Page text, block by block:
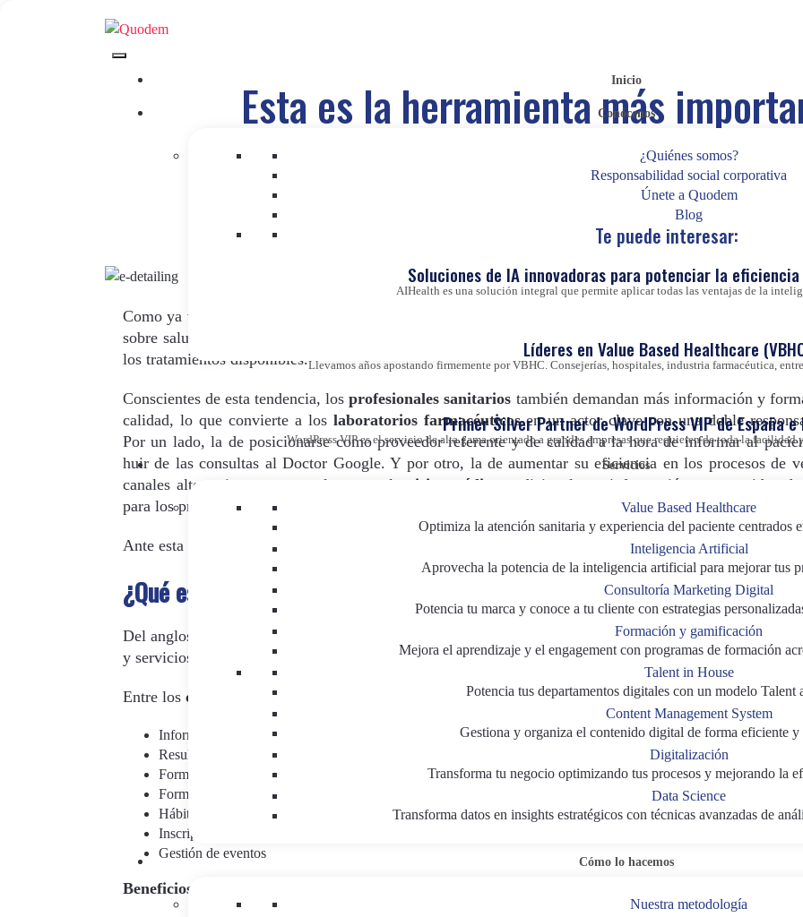
Inicio
Conócenos
¿Quiénes somos?
Responsabilidad social corporativa
Únete a Quodem
Blog
Te puede interesar:
Soluciones de IA innovadoras para potenciar la
AIHealth es una solución integral que permite aplicar todas las ventajas de la
Líderes en Value Based Healthcare
Llevamos años apostando firmemente por VBHC. Consejerías, hospitales, industria farmacéutica,
Primer Silver Partner de WordPress VIP de España
WordPress VIP es el servicio de alta gama orientado a grandes empresas que requieren de toda la
Servicios
Value Based Healthcare
Optimiza la atención sanitaria y experiencia del paciente centrados
Inteligencia Artificial
Aprovecha la potencia de la inteligencia artificial para mejorar tus
Consultoría Marketing Digital
Potencia tu marca y conoce a tu cliente con estrategias
Formación y gamificación
Mejora el aprendizaje y el engagement con programas de formación
Talent in House
Potencia tus departamentos digitales con un modelo Talent
Content Management System
Gestiona y organiza el contenido digital de forma eficiente y
Digitalización
Transforma tu negocio optimizando tus procesos y mejorando la
Data Science
Transforma datos en insights estratégicos con técnicas avanzadas de
Cómo lo hacemos
Nuestra metodología
Esta es la herramienta más
delegado en una visita
11 de mayo de 2018 by Antonio Castaño
Como ya vimos en el post de «
sobre salud en Internet, pasando de tener un rol pasivo a demandar más información sobre las
los tratamientos disponibles.
Conscientes de esta tendencia, losprofesionales sanitarios también demandan más información y
calidad, lo que convierte a los laboratorios farmacéuticosen un actor clave con una doble
Por un lado, la de posicionarse como proveedor referente y de calidad a la hora de informar al
huir de las consultas al Doctor Google. Y por otro, la de aumentar su eficiencia en los procesos de
canales alternativos que complementen la
visita médica
tradicional con información y contenidos
para los profesionales sanitarios.
Ante esta necesidad, el se convierte en un elemento esencial dentro de la industria
¿Qué es el e-Detailing?
Del anglosajón “visita médica virtual”, el
, es un soporte digital con información sobre los
y servicios de los laboratorios farmacéuticos que sirve como complemento a la visita médica.
Entre los contenidos que puede tener un e-Detailingde interés para el profesional sanitario está:
Información de producto
Resultado de un estudio
Formación sobre una patología
Formación académica
Hábitos de prescripción
Inscripción a cursos
Gestión de eventos
Beneficios de contar con un e-Detailing: